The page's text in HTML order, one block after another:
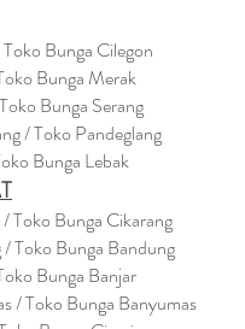
Bunga Cilegon
Bunga Merak
Bunga Serang
/ Toko Pandeglang
Bunga Lebak
/ Toko Bunga Cikarang
Toko Bunga Bandung
Bunga Banjar
/ Toko Bunga Banyumas